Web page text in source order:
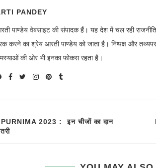
PANDEY
पाण्डेय वेबसाइट की संपादक हैं। यह देश में चल रही
करने का श्रेय आरती पाण्डेय को जाता है। निष्पक्ष और
की ओर भी इनका फोकस रहता है।
2023 : इन चीजों का दान